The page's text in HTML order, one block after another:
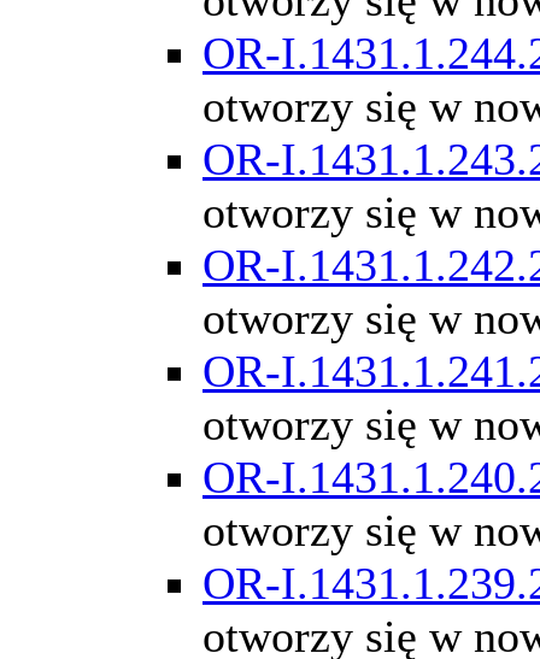
OR-
otworzy się w
OR-
otworzy się w
OR-
otworzy się w
OR-
otworzy się w
OR-
otworzy się w
OR-
otworzy się w